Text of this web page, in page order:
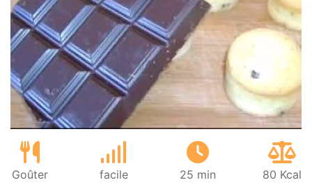
Goûter facile 25 min 80 Kcal